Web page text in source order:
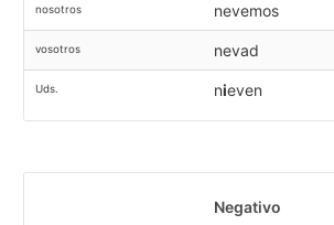
nosotros nevemos
vosotros nevad
Uds. nieven
Negativo